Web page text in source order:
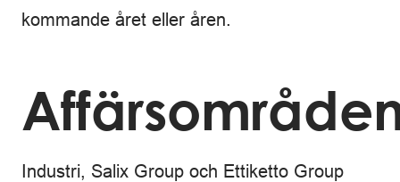
kommande året eller åren.
Industri, Salix Group och Ettiketto Group